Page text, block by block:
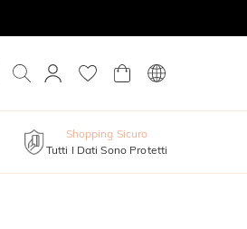
Shopping Sicuro
Tutti I Dati Sono Protetti